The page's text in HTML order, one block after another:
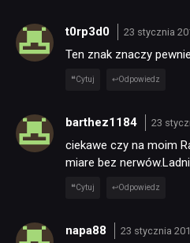
t0rp3d0 23 stycznia
Ten znak znaczy
Cytuj Odpowiedz
barthez1184 23
ciekawe czy na moim
miare bez
Cytuj Odpowiedz
napa88 23 stycznia